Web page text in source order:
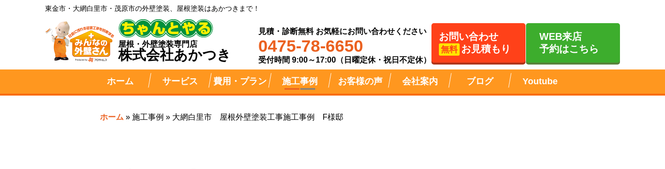
東金市・大網白里市・茂原市の外壁塗装、屋根塗装はあかつきまで！
屋根・外壁塗装専門店
株式会社あかつき
見積・診断無料 お気軽にお問い合わせください
0475-78-6650
受付時間 9:00～17:00（日曜定休・祝日不定休）
お問い合わせ
無料 お見積もり
WEB来店
予約はこちら
ホーム サービス 費用・プラン 施工事例 お客様の声 会社案内 ブログ Youtube
ホーム » 施工事例 » 大網白里市 屋根外壁塗装工事施工事例 F様邸